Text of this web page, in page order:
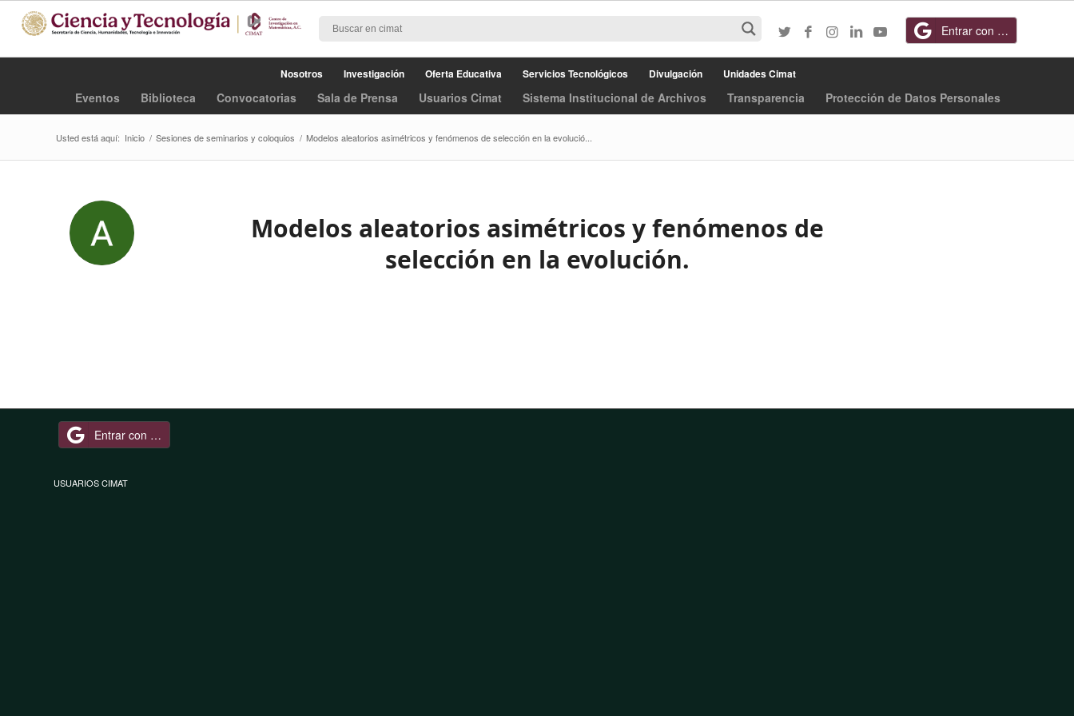
Entrar con Google
Nosotros Investigación Oferta Educativa Servicios Tecnológicos Divulgación Unidades Cimat
Eventos Biblioteca Convocatorias Sala de Prensa Usuarios Cimat Sistema Institucional de Archivos Transparencia Protección de Datos Personales
Usted está aquí: Inicio / Sesiones de seminarios y coloquios / Modelos aleatorios asimétricos y fenómenos de selección en la evolució...
Modelos aleatorios asimétricos y fenómenos de
selección en la evolución.
Entrar con Google
USUARIOS CIMAT